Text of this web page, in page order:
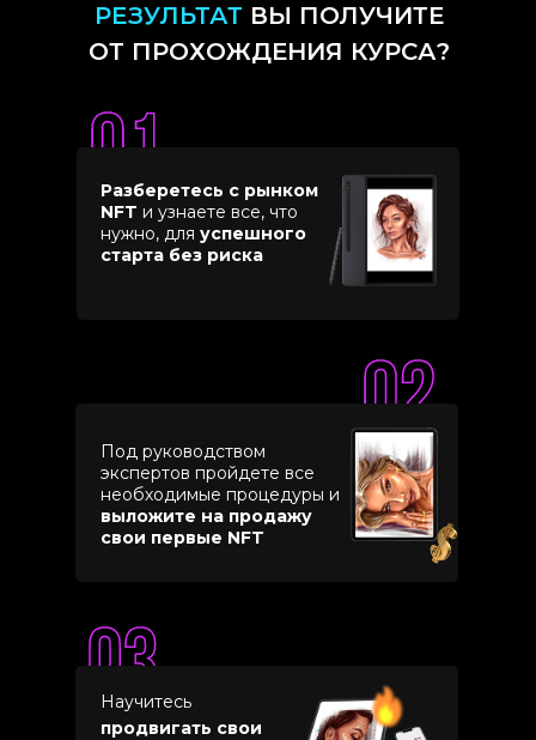
Разберетесь с рынком
NFT и узнаете все, что
нужно, для успешного
старта без риска
Под руководством
экспертов пройдете все
необходимые процедуры и
выложите на продажу
свои первые NFT
Научитесь
продвигать свои
РЕЗУЛЬТАТ ВЫ ПОЛУЧИТЕ
ОТ ПРОХОЖДЕНИЯ КУРСА?